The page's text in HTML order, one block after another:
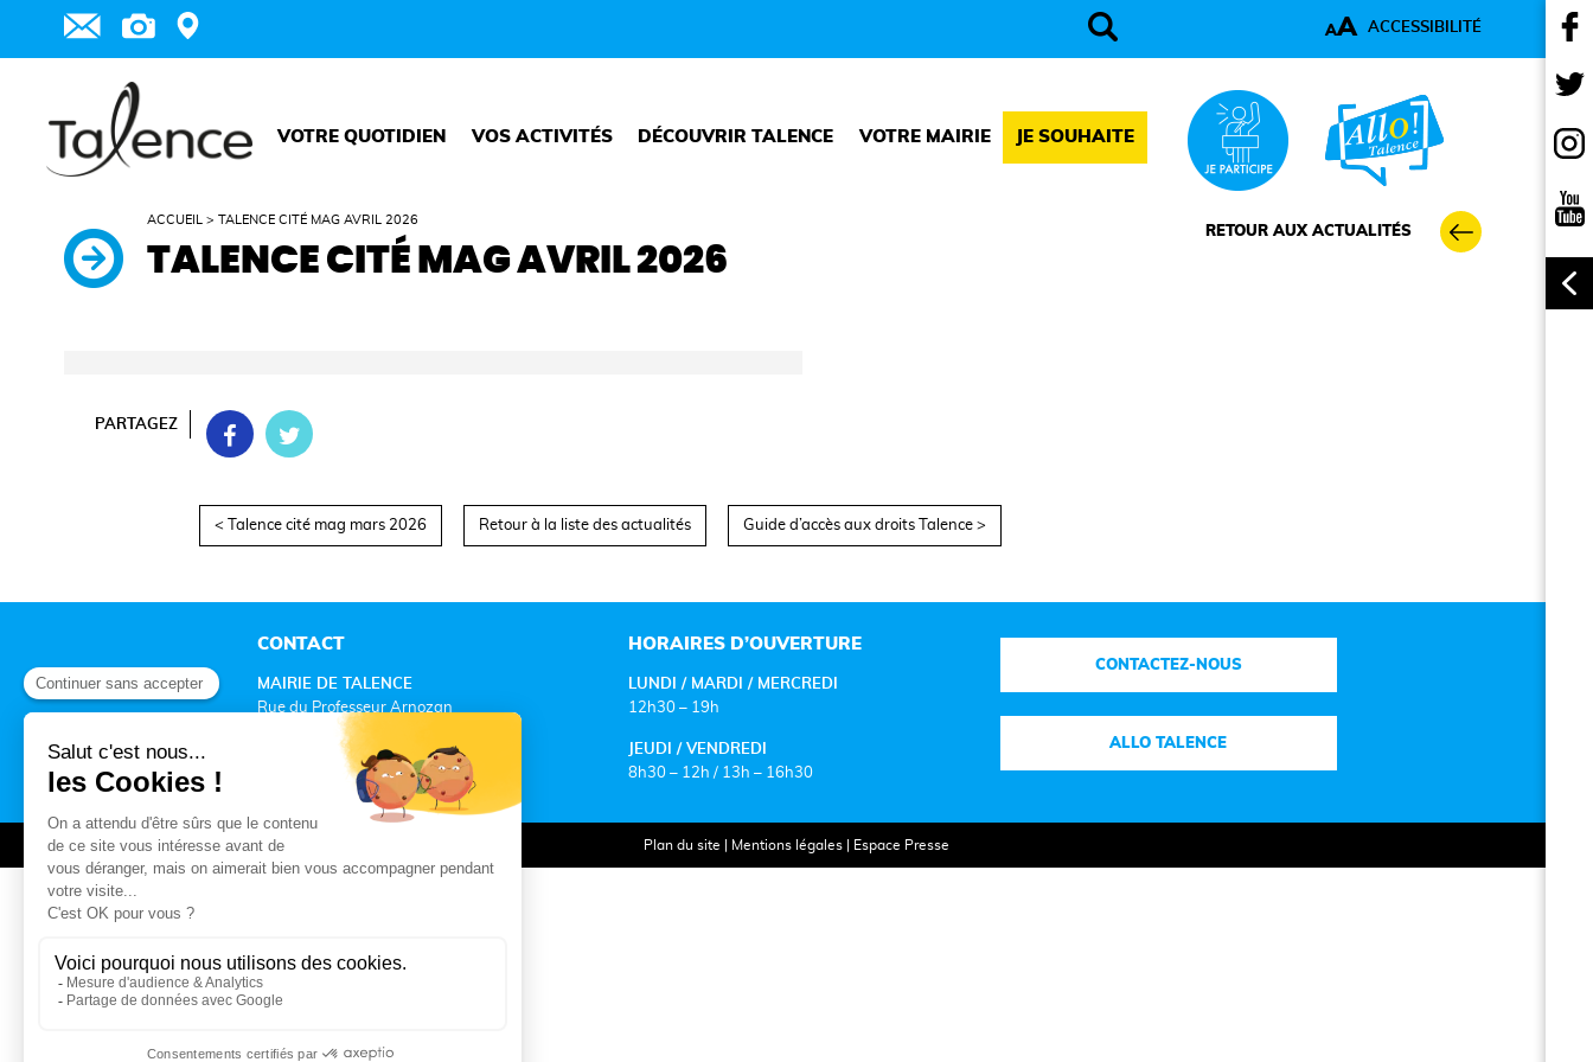
AA ACCESSIBILITÉ
VOTRE QUOTIDIEN VOS ACTIVITÉS DÉCOUVRIR TALENCE VOTRE MAIRIE JE SOUHAITE
ACCUEIL >TALENCE CITÉ MAG AVRIL 2026
TALENCE CITÉ MAG AVRIL 2026
PARTAGEZ
< Talence cité mag mars 2026 Retour à la liste des actualités Guide d’accès aux droits Talence >
RETOUR AUX ACTUALITÉS
CONTACT
MAIRIE DE TALENCE
Rue du Professeur Arnozan
BP10 035 – 33401 Talence cedex
05 56 84 78 33
HORAIRES D’OUVERTURE
LUNDI / MARDI / MERCREDI
12h30 – 19h
JEUDI / VENDREDI
8h30 – 12h / 13h – 16h30
CONTACTEZ-NOUS
ALLO TALENCE
Plan du site Mentions légales| Espace Presse